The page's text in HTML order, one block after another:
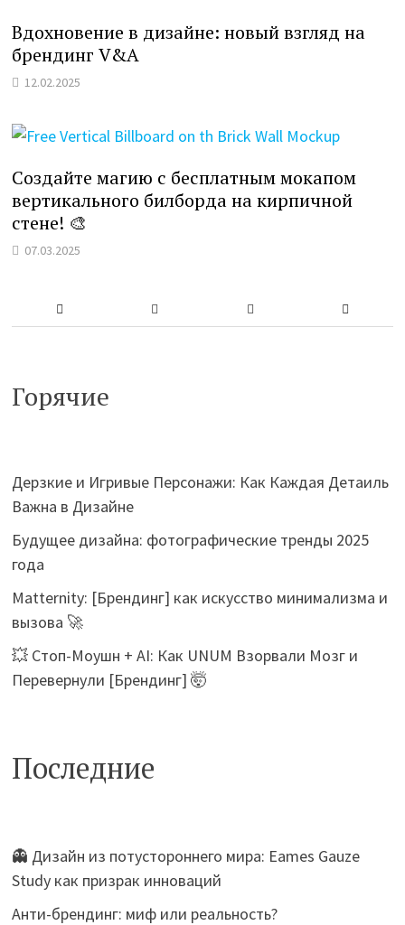
Вдохновение в дизайне: новый взгляд на
брендинг V&A
12.02.2025
Создайте магию с бесплатным мокапом
вертикального билборда на кирпичной
стене! 🎨
07.03.2025
Горячие
Дерзкие и Игривые Персонажи: Как Каждая Детаиль
Важна в Дизайне
Будущее дизайна: фотографические тренды 2025
года
Matternity: [Брендинг] как искусство минимализма и
вызова 🚀
💥 Стоп-Моушн + AI: Как UNUM Взорвали Мозг и
Перевернули [Брендинг] 🤯
Последние
👻 Дизайн из потустороннего мира: Eames Gauze
Study как призрак инноваций
Анти-брендинг: миф или реальность?